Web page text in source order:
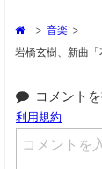
> 音楽 >
岩橋玄樹、新曲
コメント